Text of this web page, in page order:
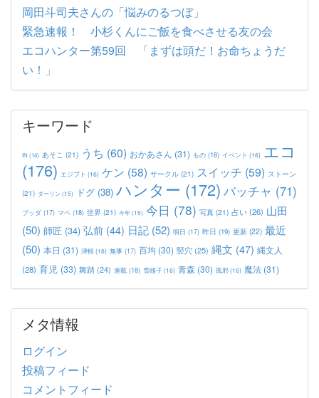
岡田斗司夫さんの「悩みのるつぼ」
緊急速報！ 小杉くんにご飯を食べさせる友の会
エコハンター第59回 「まずは頭だ！お命ちょうだ
い！」
キーワード
IN(14) あそこ (21) うち (60) おかあさん (31) もの (18) イベント (16) エコ
(176) エジプト (16) ケン (58) サークル (21) スイッチ (59) ストーン
(21) ダーリン(15) ドグ (38) ハンター (172) バッチャ (71)
ブッダ (17) マペ (18) 世界 (21) 今年(15) 今日 (78) 写真 (21) 占い(26) 山田
(50) 師匠 (34) 弘前 (44) 日記 (52) 明日 (17) 昨日 (19) 更新 (22) 最近
(50) 本日 (31) 津軽(16) 無事 (17) 百均 (30) 竪穴 (25) 縄文 (47) 縄文人
(28) 育児 (33) 舞踏 (24) 連載 (18) 雪雄子(16) 青森 (30) 風邪(16) 魔法 (31)
メタ情報
ログイン
投稿フィード
コメントフィード